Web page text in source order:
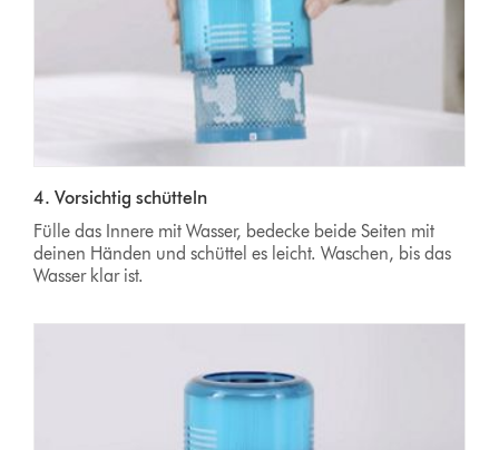
4. Vorsichtig schütteln
Fülle das Innere mit Wasser, bedecke beide Seiten mit
deinen Händen und schüttel es leicht. Waschen, bis das
Wasser klar ist.